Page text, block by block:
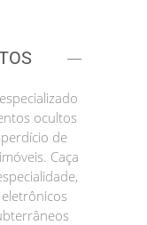
ocultos
de
Caça